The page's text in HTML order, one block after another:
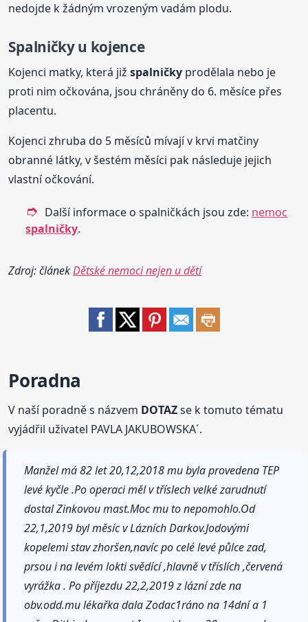
nedojde k žádným vrozeným vadám plodu.
Spalničkyu kojence
Kojenci matky, která jižspalničky prodělala nebo je
proti nim očkována, jsou chráněny do 6. měsíce přes
placentu.
Kojenci zhruba do 5 měsíců mívají v krvi matčiny
obranné látky, v šestém měsíci pak následuje jejich
vlastní očkování.
Další informace o spalničkách jsou zde: nemoc
spalničky.
Zdroj: článekDětské nemoci nejen u dětí
Poradna
V naší poradně s názvem DOTAZse k tomuto tématu
vyjádřil uživatel PAVLA JAKUBOWSKA´.
Manžel má 82 let 20,12,2018 mu byla provedena TEP
levé kyčle .Po operaci měl v tříslech velké zarudnutí
dostal Zinkovou mast.Moc mu to nepomohlo.Od
22,1,2019 byl měsíc v Lázních Darkov.Jodovými
kopelemi stav zhoršen,navíc po celé levé půlce zad,
prsou i na levém lokti svědící ,hlavně v tříslích ,červená
vyrážka . Po příjezdu 22,2,2019 z lázní zde na
obv.odd.mu lékařka dala Zodac1ráno na 14dní a 1